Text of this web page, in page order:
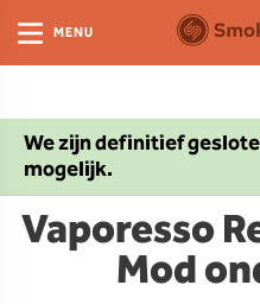
We zijn definitief
mogelijk.
MENU
Vaporesso
Mod